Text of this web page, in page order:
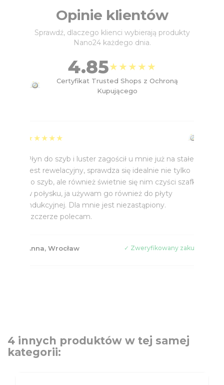
Opinie klientów
Sprawdź, dlaczego klienci wybierają produkty
Nano24 każdego dnia.
4.85★★★★★
Certyfikat Trusted Shops z Ochroną
Kupującego
★★★★★
Płyn do szyb i luster zagościł u mnie już na stałe.
Jest rewelacyjny, sprawdza się idealnie nie tylko
do szyb, ale również świetnie się nim czyści szafki
w połysku, ja używam go również do płyty
indukcyjnej. Dla mnie jest niezastąpiony.
Szczerze polecam.
Anna, Wrocław ✓ Zweryfikowany zakup
4 innych produktów w tej samej
kategorii: